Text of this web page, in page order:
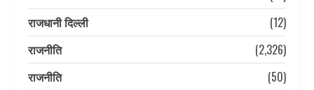
राजधानी दिल्ली
(12)
राजनीति
(2,326)
राजनीति
(50)